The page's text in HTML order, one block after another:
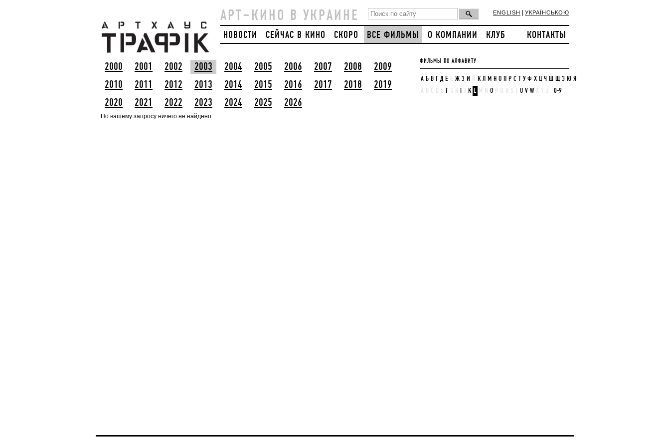
АРТ–КИНО В УКРАИНЕ ENGLISH УКРАЇНСЬКОЮ
НОВОСТИ СЕЙЧАС В КИНО СКОРО ВСЕ ФИЛЬМЫ О КОМПАНИИ КЛУБ КОНТАКТЫ
2000 2001 2002 2003 2004 2005 2006 2007 2008
2009
2010
2011 2012 2013 2014 2015 2016 2017 2018
2019
2020
2021 2022 2023 2024 2025 2026
ФИЛЬМЫ ПО АЛФАВИТУ
А Б В Г Д Е Ё Ж З И Й К Л М Н О П Р С Т У Ф Х Ц Ч Ш Щ Э Ю Я
A B C D E F G H J K L M N O P Q R S T U V W X Y Z 0-9
По вашему запросу ничего не найдено.